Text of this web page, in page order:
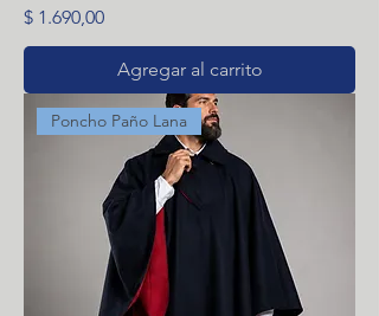
Precio
$ 1.690,00
Agregar al carrito
Poncho Paño Lana